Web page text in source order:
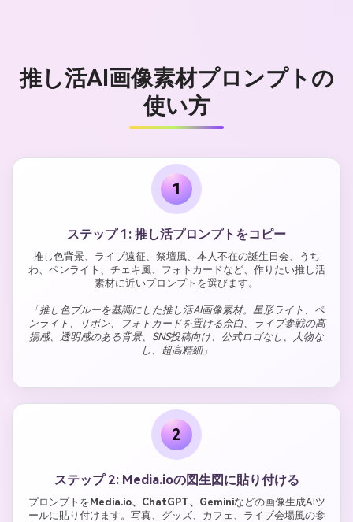
推し活AI画像素材プロンプトの
使い方
1
ステップ 1: 推し活プロンプトをコピー
推し色背景、ライブ遠征、祭壇風、本人不在の誕生日会、うち
わ、ペンライト、チェキ風、フォトカードなど、作りたい推し活
素材に近いプロンプトを選びます。
「推し色ブルーを基調にした推し活AI画像素材。星形ライト、ペ
ンライト、リボン、フォトカードを置ける余白、ライブ参戦の高
揚感、透明感のある背景、SNS投稿向け、公式ロゴなし、人物な
し、超高精細」
2
ステップ 2: Media.ioの図生図に貼り付ける
プロンプトを Media.io、ChatGPT、Geminiなどの画像生成AIツ
ールに貼り付けます。写真、グッズ、カフェ、ライブ会場風の参